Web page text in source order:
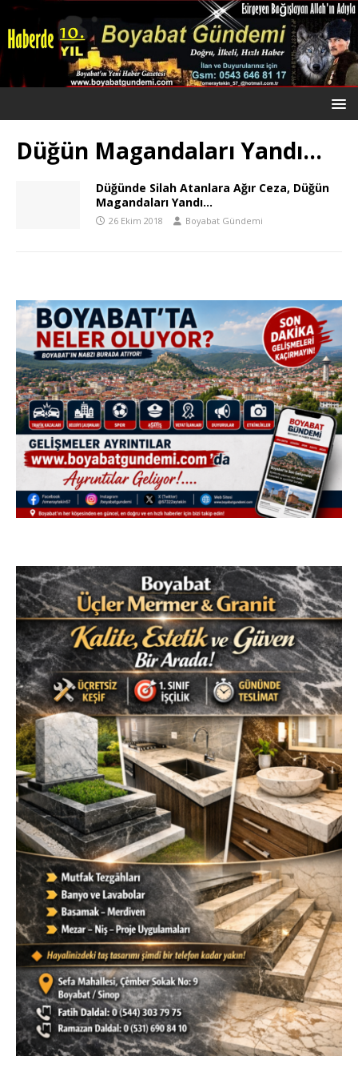
Düğün Magandaları Yandı…
Düğünde Silah Atanlara Ağır Ceza, Düğün
Magandaları Yandı…
26 Ekim 2018 Boyabat Gündemi